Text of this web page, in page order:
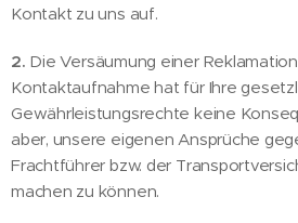
Kontakt zu uns auf.
2. Die Versäumung einer
Kontaktaufnahme hat für Ihre
Gewährleistungsrechte keine
aber, unsere eigenen Ansprüche
Frachtführer bzw. der
machen zu können.